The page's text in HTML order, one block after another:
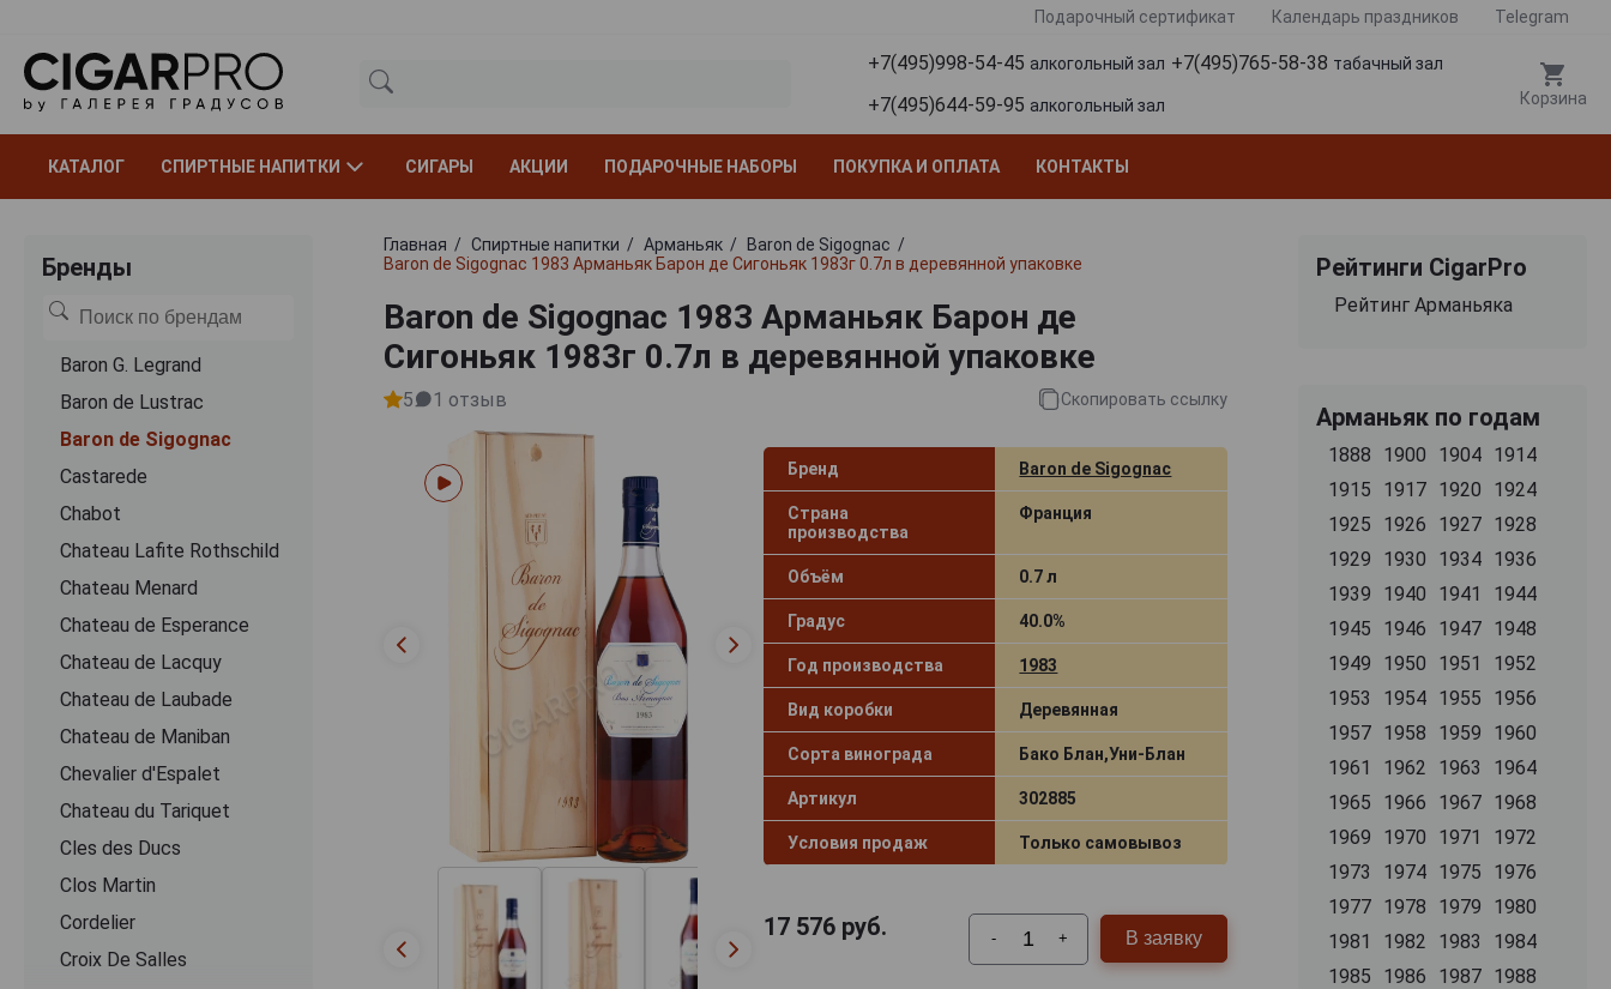
Подарочный сертификат Календарь праздников Telegram
+7(495)998-54-45 алкогольный зал +7(495)765-58-38 табачный зал
+7(495)644-59-95 алкогольный зал Корзина
КАТАЛОГ СПИРТНЫЕ НАПИТКИ СИГАРЫ АКЦИИ ПОДАРОЧНЫЕ НАБОРЫ ПОКУПКА И ОПЛАТА КОНТАКТЫ
Бренды
Baron G. Legrand
Baron de Lustrac
Baron de Sigognac
Castarede
Chabot
Chateau Lafite Rothschild
Chateau Menard
Chateau de Esperance
Chateau de Lacquy
Chateau de Laubade
Chateau de Maniban
Chevalier d'Espalet
Chаteau du Tariquet
Cles des Ducs
Clos Martin
Cordelier
Croix De Salles
Главная Спиртные напитки Арманьяк
Baron de Sigognac
Baron de Sigognac 1983 Арманьяк Барон де Сигоньяк 1983г 0.7л в деревянной упаковке
Baron de Sigognac 1983 Арманьяк Барон де
Сигоньяк 1983г 0.7л в деревянной упаковке
5 1 отзыв Скопировать ссылку
Бренд Baron de Sigognac
Страна
производства
Франция
Объём 0.7 л
Градус 40.0%
Год производства 1983
Вид коробки Деревянная
Сорта винограда Бако Блан,Уни-Блан
Артикул 302885
Условия продаж Только самовывоз
17 576руб. - + В заявку
Рейтинги CigarPro
Рейтинг Арманьяка
Арманьяк по годам
1888 1900 1904 1914
1915
1917 1920
1924
1925
1926 1927 1928
1929
1930 1934 1936
1939
1940 1941
1944
1945
1946 1947 1948
1949
1950 1951
1952
1953
1954 1955
1956
1957 1958 1959
1960
1961
1962 1963
1964
1965
1966 1967 1968
1969
1970 1971
1972
1973
1974 1975
1976
1977 1978 1979
1980
1981
1982 1983
1984
1985
1986 1987 1988